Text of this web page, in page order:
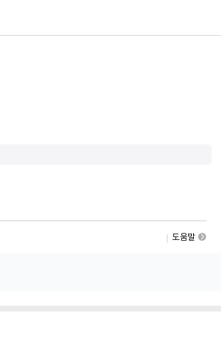
도움말